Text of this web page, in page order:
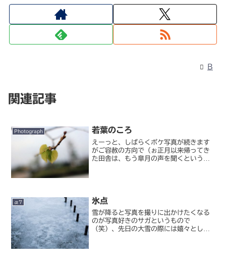
B
関連記事
Photograph 若葉のころ
えーっと、しばらくボケ写真が続きます
がご容赦の方向で（ぉ正月以来帰ってき
た田舎は、もう皐月の声を聞くというの
α7 氷点
雪が降ると写真を撮りに出かけたくなる
のが写真好きのサガというもので
（笑）、先日の大雪の際には嬉々として